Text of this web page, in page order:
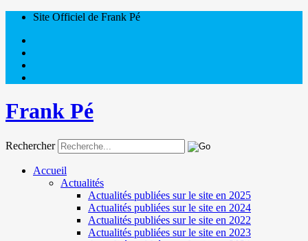
Site Officiel de Frank Pé
Frank Pé
Rechercher
Accueil
Actualités
Actualités publiées sur le site en 2025
Actualités publiées sur le site en 2024
Actualités publiées sur le site en 2022
Actualités publiées sur le site en 2023